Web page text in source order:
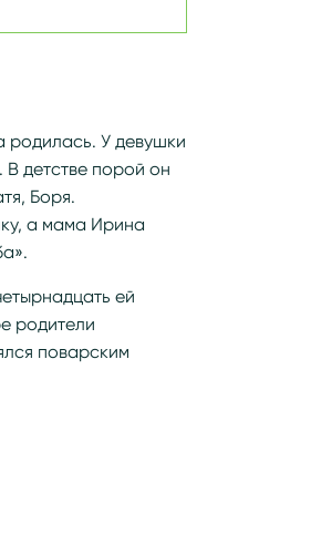
родилась. У девушки
детстве порой он
Боря.
а мама Ирина
ей
родители
поварским